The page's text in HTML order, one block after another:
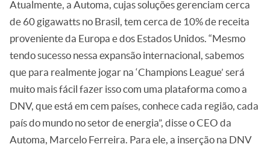
Atualmente, a Automa, cujas soluções gerenciam cerca
de 60 gigawatts no Brasil, tem cerca de 10% de receita
proveniente da Europa e dos Estados Unidos. “Mesmo
tendo sucesso nessa expansão internacional, sabemos
que para realmente jogar na ‘Champions League’ será
muito mais fácil fazer isso com uma plataforma como a
DNV, que está em cem países, conhece cada região, cada
país do mundo no setor de energia”, disse o CEO da
Automa, Marcelo Ferreira. Para ele, a inserção na DNV